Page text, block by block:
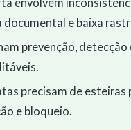
e baixa
prevenção, detecção
precisam de
e bloqueio.